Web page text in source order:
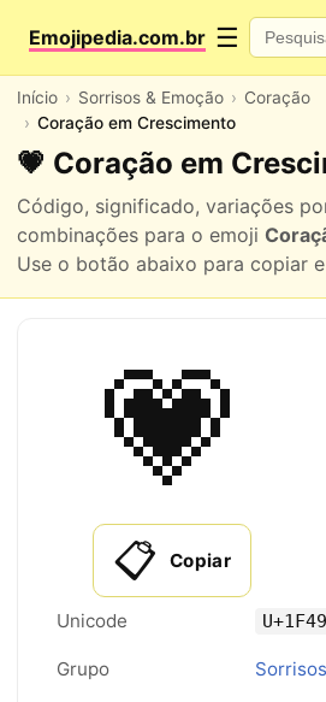
Emojipedia.com.br ☰
Início Sorrisos & Emoção
Coração
Coração em Crescimento
💗 Coração em
Código, significado, variações
combinações para o emoji
Use o botão abaixo para copiar
💗
📋 Copiar
Unicode
Grupo